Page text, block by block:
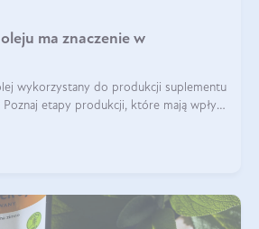
ma znaczenie w
wykorzystany do produkcji suplementu
etapy produkcji, które mają wpływ